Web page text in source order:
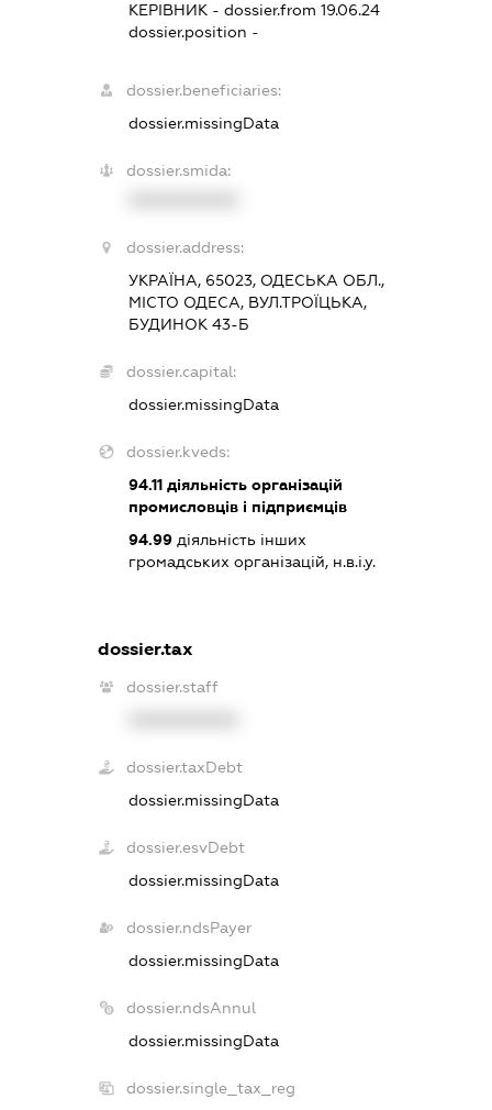
КЕРІВНИК - dossier.from 19.06.24
dossier.position -
dossier.beneficiaries:
dossier.missingData
dossier.smida:
dossier.address:
УКРАЇНА, 65023, ОДЕСЬКА ОБЛ.,
МІСТО ОДЕСА, ВУЛ.ТРОЇЦЬКА,
БУДИНОК 43-Б
dossier.capital:
dossier.missingData
dossier.kveds:
94.11 діяльність організацій
промисловців і підприємців
94.99 діяльність інших
громадських організацій, н.в.і.у.
dossier.tax
dossier.staff
dossier.taxDebt
dossier.missingData
dossier.esvDebt
dossier.missingData
dossier.ndsPayer
dossier.missingData
dossier.ndsAnnul
dossier.missingData
dossier.single_tax_reg